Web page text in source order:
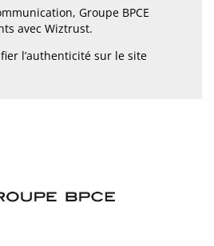
Groupe BPCE
avec Wiztrust.
l’authenticité sur le site